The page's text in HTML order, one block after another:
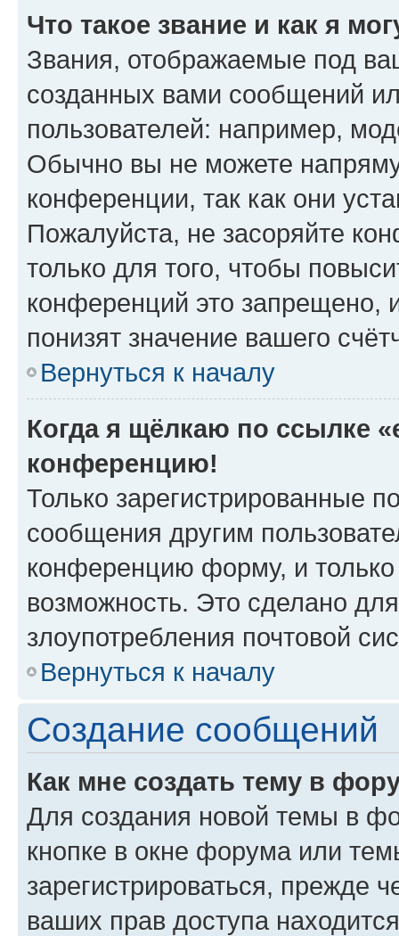
Что такое звание и как я
Звания, отображаемые под
созданных вами сообщений
пользователей: например,
Обычно вы не можете
конференции, так как они
Пожалуйста, не засоряйте
только для того, чтобы
конференций это запрещено,
понизят значение вашего
Вернуться к началу
Когда я щёлкаю по ссылке
конференцию!
Только зарегистрированные
сообщения другим
конференцию форму, и
возможность. Это сделано
злоупотребления почтовой
Вернуться к началу
Создание сообщений
Как мне создать тему в
Для создания новой темы в
кнопке в окне форума или
зарегистрироваться, прежде
ваших прав доступа